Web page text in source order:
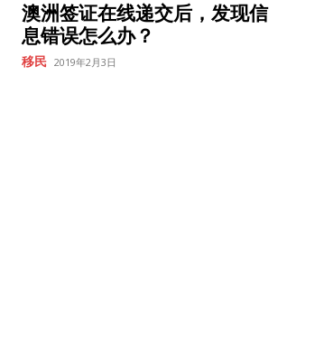
澳洲签证在线递交后，发现信
息错误怎么办？
移民 2019年2月3日